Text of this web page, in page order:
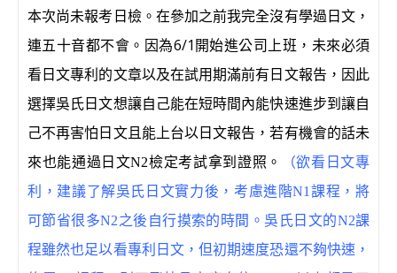
本次尚未報考日檢。在參加之前我完全沒有學過日文，
連五十音都不會。因為6/1 開始進公司上班，未來必須
看日文專利的文章以及在試用期滿前有日文報告，因此
選擇吳氏日文想讓自己能在短時間內能快速進步到讓自
己不再害怕日文且能上台以日文報告，若有機會的話未
來也能通過日文N2檢定考試拿到證照。
（欲看日文專
利，建議了解吳氏日文實力後，考慮進階N1課程，將
可節省很多N2之後自行摸索的時間。吳氏日文的N2課
程雖然也足以看專利日文，但初期速度恐還不夠快速，